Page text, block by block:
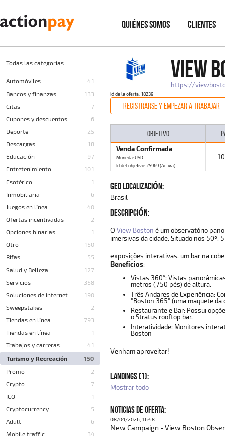
QUIÉNES SOMOS CLIENTES
Todas las categorías
Automóviles
41
Bancos y finanzas
133
Citas
7
Cupones y descuentos
6
Deporte
25
Descargas
18
Educación
97
Entretenimiento
101
Esotérico
1
Inmobiliaria
6
Juegos en línea
40
Ofertas incentivadas
2
Opciones binarias
1
Otro
150
Rifas
55
Salud y Belleza
127
Servicios
358
Soluciones de internet
190
Sweepstakes
2
Tiendas en línea
793
Tiendas en línea
1
Trabajos y carreras
41
Turismo y Recreación
150
Promo
2
Crypto
7
ICO
1
Cryptocurrency
5
Adult
6
Mobile traffic
34
VIEW
https://
Id de la oferta: 18239
REGISTRARSE Y EMPEZAR A TRABAJAR
OBJETIVO
Venda Confirmada
Moneda: USD
Id del objetivo: 25969 (Activa)
GEO LOCALIZACIÓN:
Brasil
DESCRIPCIÓN:
O View Boston é um observatório
imersivas da cidade. Situado nos 50º,
exposições interativas, um bar na
Benefícios:
Vistas 360°: Vistas
metros (750 pés) de altura.
Três Andares de Experiência:
"Boston 365" (uma maquete da
Restaurante e Bar: Possui
oStratus rooftop bar.
Interatividade: Monitores
Boston
Venham aproveitar!
LANDINGS (1):
Mostrar todo
NOTICIAS DE OFERTA:
08/04/2026, 16:48
New Campaign - View Boston